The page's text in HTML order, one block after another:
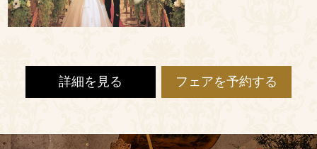
詳細を見る フェアを予約する